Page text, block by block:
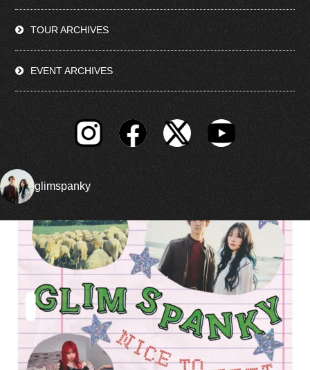
TOUR ARCHIVES
EVENT ARCHIVES
glimspanky